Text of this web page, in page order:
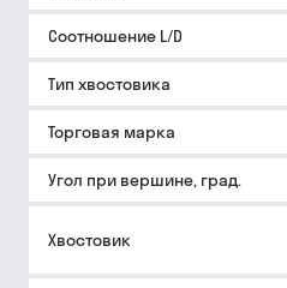
Соотношение L/D
Тип хвостовика
Торговая марка
Угол при вершине, град.
Хвостовик